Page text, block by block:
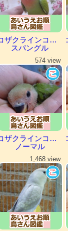
コザクラインコ（小桜インコ）
スパングル
574 view
コザクラインコ（小桜インコ）
ノーマル
1,468 view